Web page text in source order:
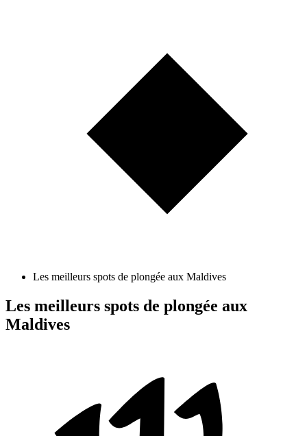
Les meilleurs spots de plongée aux Maldives
Les meilleurs spots de plongée aux
Maldives